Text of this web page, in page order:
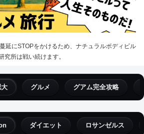
延にSTOPをかけるため、ナチュラルボディビル
究所は戦い続けます。
グルメ グアム完全攻略
ダイエット ロサンゼルス